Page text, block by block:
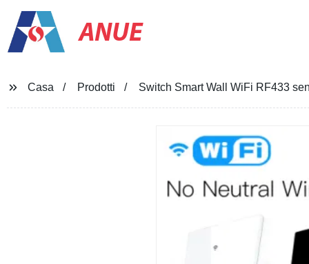
ANUE
Casa Prodotti Switch Smart Wall WiFi RF433